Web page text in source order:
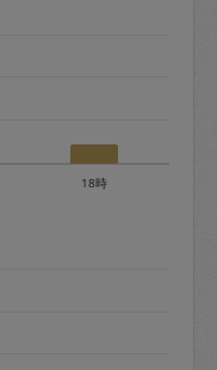
いて：
額とスポット
18時